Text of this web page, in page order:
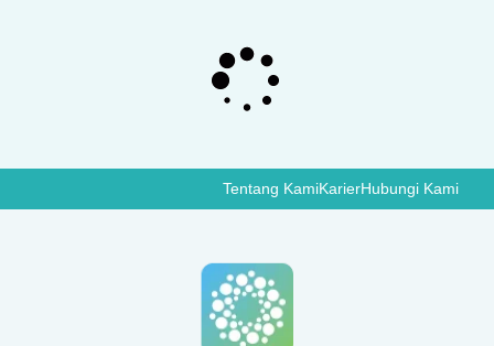
Tentang KamiKarierHubungi Kami